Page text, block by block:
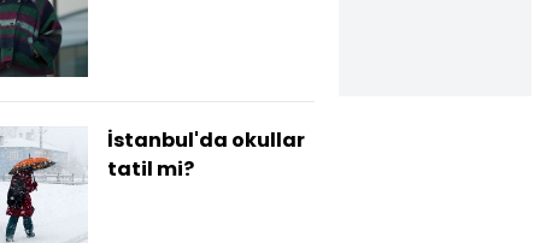
İstanbul'da okullar
tatil mi?